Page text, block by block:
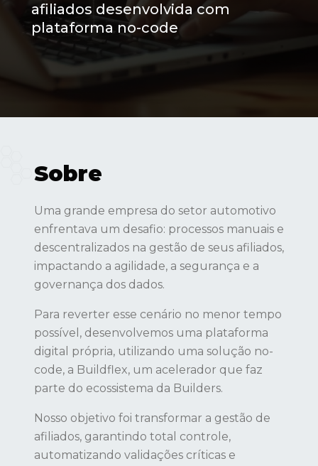
afiliados desenvolvida com
plataforma no-code
Sobre
Uma grande empresa do setor automotivo
enfrentava um desafio: processos manuais e
descentralizados na gestão de seus afiliados,
impactando a agilidade, a segurança e a
governança dos dados.
Para reverter esse cenário no menor tempo
possível, desenvolvemos uma plataforma
digital própria, utilizando uma solução no-
code, a Buildflex, um acelerador que faz
parte do ecossistema da Builders.
Nosso objetivo foi transformar a gestão de
afiliados, garantindo total controle,
automatizando validações críticas e